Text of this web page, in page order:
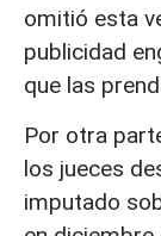
omitió esta
publicidad
que las
Por otra
los jueces
imputado